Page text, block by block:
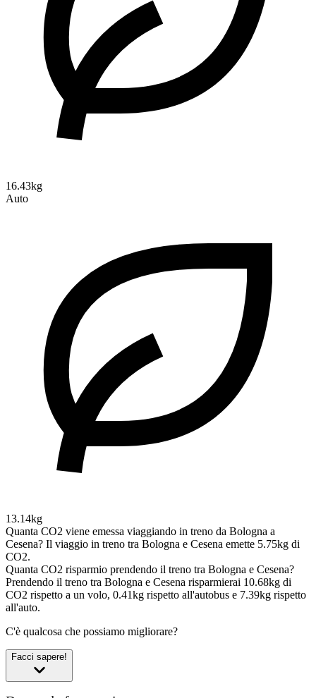
16.43kg
Auto
13.14kg
Quanta CO2 viene emessa viaggiando in treno da Bologna a
Cesena? Il viaggio in treno tra Bologna e Cesena emette 5.75kg di
CO2.
Quanta CO2 risparmio prendendo il treno tra Bologna e Cesena?
Prendendo il treno tra Bologna e Cesena risparmierai 10.68kg di
CO2 rispetto a un volo, 0.41kg rispetto all'autobus e 7.39kg rispetto
all'auto.
C'è qualcosa che possiamo migliorare?
Facci sapere!